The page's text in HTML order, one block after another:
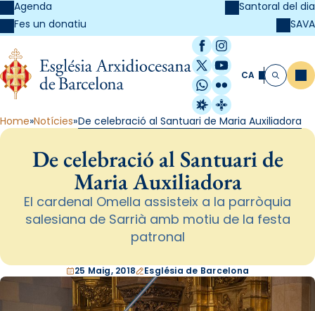
Agenda
Fes un donatiu
Santoral del dia
SAVA
Facebook
Instagram
X / Twitter
YouTube
WhatsApp
Flickr
Radio Estel
Catalunya
CA Cerca
Home Notícies De celebració al Santuari de Maria Auxiliadora
De celebració al Santuari de
Maria Auxiliadora
El cardenal Omella assisteix a la parròquia
salesiana de Sarrià amb motiu de la festa
patronal
25 Maig, 2018 Església de Barcelona